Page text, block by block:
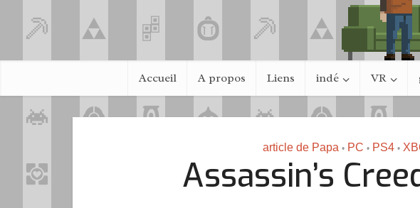
Accueil A propos Liens indé VR
article de Papa • PC • PS4 •
Assassin’s